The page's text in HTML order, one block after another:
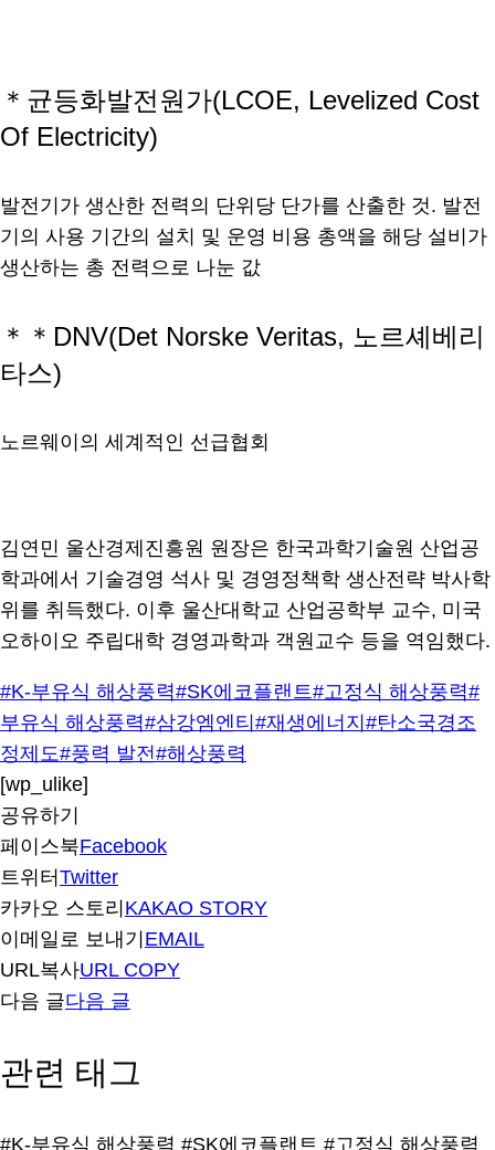
＊균등화발전원가(LCOE, Levelized Cost
Of Electricity)
발전기가 생산한 전력의 단위당 단가를 산출한 것. 발전
기의 사용 기간의 설치 및 운영 비용 총액을 해당 설비가
생산하는 총 전력으로 나눈 값
＊＊DNV(Det Norske Veritas, 노르셰베리
타스)
노르웨이의 세계적인 선급협회
김연민 울산경제진흥원 원장은 한국과학기술원 산업공
학과에서 기술경영 석사 및 경영정책학 생산전략 박사학
위를 취득했다. 이후 울산대학교 산업공학부 교수, 미국
오하이오 주립대학 경영과학과 객원교수 등을 역임했다.
#K-부유식 해상풍력#SK에코플랜트#고정식 해상풍력#
부유식 해상풍력#삼강엠엔티#재생에너지#탄소국경조
정제도#풍력 발전#해상풍력
[wp_ulike]
공유하기
페이스북Facebook
트위터Twitter
카카오 스토리 KAKAO STORY
이메일로 보내기 EMAIL
URL복사URL COPY
다음 글다음 글
관련 태그
#K-부유식 해상풍력 #SK에코플랜트 #고정식 해상풍력